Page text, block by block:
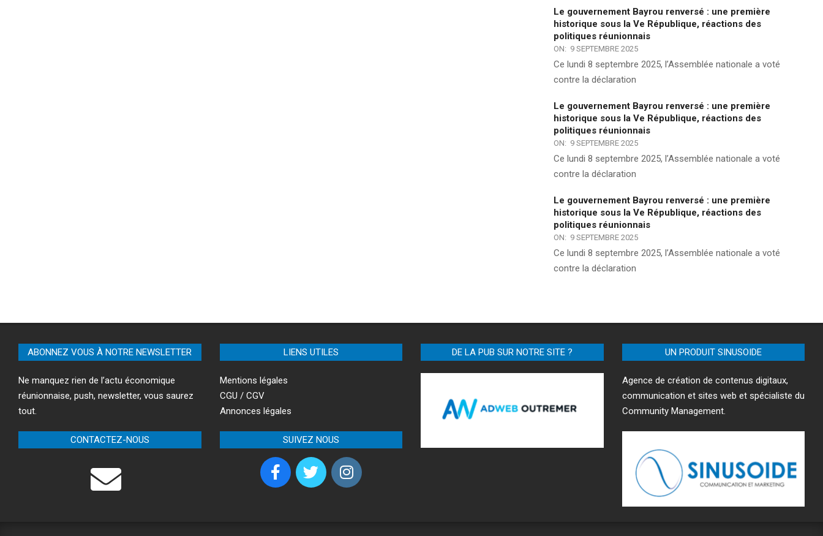
Le gouvernement Bayrou renversé : une première
historique sous la Ve République, réactions des
politiques réunionnais
ON: 9 SEPTEMBRE 2025
Ce lundi 8 septembre 2025, l’Assemblée nationale a voté
contre la déclaration
Le gouvernement Bayrou renversé : une première
historique sous la Ve République, réactions des
politiques réunionnais
ON: 9 SEPTEMBRE 2025
Ce lundi 8 septembre 2025, l’Assemblée nationale a voté
contre la déclaration
Le gouvernement Bayrou renversé : une première
historique sous la Ve République, réactions des
politiques réunionnais
ON: 9 SEPTEMBRE 2025
Ce lundi 8 septembre 2025, l’Assemblée nationale a voté
contre la déclaration
ABONNEZ VOUS À NOTRE NEWSLETTER
Ne manquez rien de l’actu économique
réunionnaise, push, newsletter, vous saurez
tout.
CONTACTEZ-NOUS
LIENS UTILES
Mentions légales
CGU / CGV
Annonces légales
SUIVEZ NOUS
DE LA PUB SUR NOTRE SITE ? UN PRODUIT SINUSOIDE
Agence de création de contenus digitaux,
communication et sites web et spécialiste du
Community Management.